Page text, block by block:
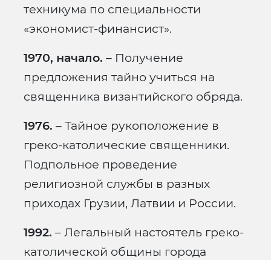
техникума по специальности
«экономист-финансист».
1970, начало. – Получение
предложения тайно учиться на
священника византийского обряда.
1976. – Тайное рукоположение в
греко-католические священники.
Подпольное проведение
религиозной службы в разных
приходах Грузии, Латвии и России.
1992. – Легальный настоятель греко-
католической общины города